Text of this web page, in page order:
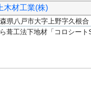
木材工業(株)
県八戸市大字上野字久根
葺工法下地材「コロシート